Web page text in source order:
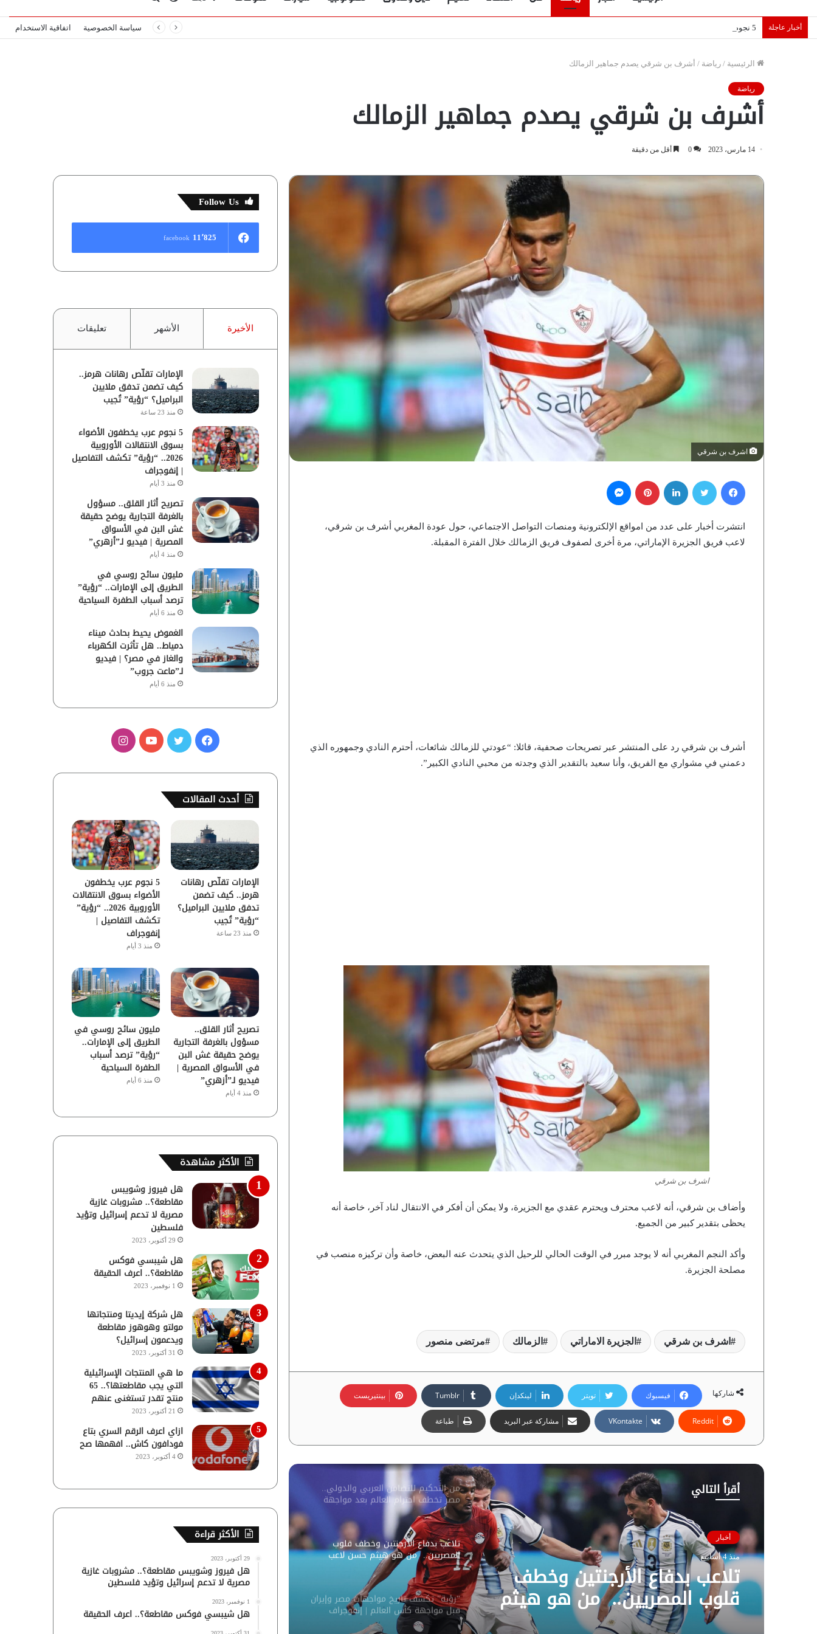
عنالمظلم
أخبار عاجلة 5 نجوم عرب يخطفون الأضواء بسوق الانتقالات الأوروبية 2026.. “رؤية” تكشف التفاصيل | إنفوجراف سياسة الخصوصية اتفاقية الاستخدام
الرئيسية / رياضة / أشرف بن شرقي يصدم جماهير الزمالك
رياضة
أشرف بن شرقي يصدم جماهير الزمالك
14 مارس، 2023 0 أقل من دقيقة
اشرف بن شرقي
انتشرت أخبار على عدد من امواقع الإلكترونية ومنصات التواصل الاجتماعي، حول عودة المغربي أشرف بن شرقي،
لاعب فريق الجزيرة الإماراتي، مرة أخرى لصفوف فريق الزمالك خلال الفترة المقبلة.
أشرف بن شرقي رد على المنتشر عبر تصريحات صحفية، قائلا: “عودتي للزمالك شائعات، أحترم النادي وجمهوره الذي
دعمني في مشواري مع الفريق، وأنا سعيد بالتقدير الذي وجدته من محبي النادي الكبير”.
اشرف بن شرقي
وأضاف بن شرقي، أنه لاعب محترف ويحترم عقدي مع الجزيرة، ولا يمكن أن أفكر في الانتقال لناد آخر، خاصة أنه
يحظى بتقدير كبير من الجميع.
وأكد النجم المغربي أنه لا يوجد مبرر في الوقت الحالي للرحيل الذي يتحدث عنه البعض، خاصة وأن تركيزه منصب في
مصلحة الجزيرة.
اشرف بن شرقي الجزيرة الاماراتي الزمالك مرتضى منصور
شاركها فيسبوك تويتر لينكدإن بينتيريست
مشاركة عبر البريد طباعة
أقرأ التالي
أخبار
منذ 4 أسابيع
تلاعب بدفاع الأرجنتين وخطف
قلوب المصريين.. من هو هيثم
حسن لاعب الفراعنة؟ | إنفوجراف
أرباح بالمليارات.. عوائد قيياسية لـ”فيفا”
الجابر في الصدارة | إنفوجراف لـ”شبكة
رؤية”
قيمة سوقية بمونديال 2026 | إنفوجراف
هاري كين يتوج بجائزة هداف الدوريات
الأوروبية | إنفوجراف لـ”شبكة رؤية”
من التحكيم للتضامن العربي والدولي..
مصر تخطف احترام العالم بعد مواجهة
الأرجنتين | فيديو لـ”ماعت”
تلاعب بدفاع الأرجنتين وخطف قلوب
المصريين.. من هو هيثم حسن لاعب
الفراعنة؟ | إنفوجراف لـ”ماعت”
“رؤية” تكشف تاريخ مواجهات مصر وإيران
قبل مواجهة كأس العالم | إنفوجراف
Follow Us
11٬825 facebook
الأخيرة الأشهر تعليقات
الإمارات تقلّص رهانات هرمز..
كيف تضمن تدفق ملايين
البراميل؟ “رؤية” تُجيب
منذ 23 ساعة
5 نجوم عرب يخطفون الأضواء
بسوق الانتقالات الأوروبية
2026.. “رؤية” تكشف التفاصيل
| إنفوجراف
منذ 3 أيام
تصريح أثار القلق.. مسؤول
بالغرفة التجارية يوضح حقيقة
غش البن في الأسواق
المصرية | فيديو لـ”أزهري”
منذ 4 أيام
مليون سائح روسي في
الطريق إلى الإمارات.. “رؤية”
ترصد أسباب الطفرة السياحية
منذ 6 أيام
الغموض يحيط بحادث ميناء
دمياط.. هل تأثرت الكهرباء
والغاز في مصر؟ | فيديو
لـ”ماعت جروب”
منذ 6 أيام
ف
س
و
ك
ي
و
ب
ا
ق
ر
ا
م
أحدث المقالات
الإمارات تقلّص رهانات
هرمز.. كيف تضمن
تدفق ملايين البراميل؟
“رؤية” تُجيب
منذ 23 ساعة
5 نجوم عرب يخطفون
الأضواء بسوق الانتقالات
الأوروبية 2026.. “رؤية”
تكشف التفاصيل |
إنفوجراف
منذ 3 أيام
تصريح أثار القلق..
مسؤول بالغرفة التجارية
يوضح حقيقة غش البن
في الأسواق المصرية |
فيديو لـ”أزهري”
منذ 4 أيام
مليون سائح روسي في
الطريق إلى الإمارات..
“رؤية” ترصد أسباب
الطفرة السياحية
منذ 6 أيام
الأكثر مشاهدة
هل فيروز وشويبس
مقاطعة؟.. مشروبات غازية
مصرية لا تدعم إسرائيل وتؤيد
فلسطين
29 أكتوبر، 2023
هل شيبسي فوكس
مقاطعة؟.. اعرف الحقيقة
1 نوفمبر، 2023
هل شركة إيديتا ومنتجاتها
مولتو وهوهوز مقاطعة
ويدعمون إسرائيل؟
31 أكتوبر، 2023
ما هي المنتجات الإسرائيلية
التي يجب مقاطعتها؟.. 65
منتج تقدر تستغنى عنهم
21 أكتوبر، 2023
ازاي اعرف الرقم السري بتاع
فودافون كاش.. افهمها صح
4 أكتوبر، 2023
الأكثر قراءة
29 أكتوبر، 2023
هل فيروز وشويبس مقاطعة؟.. مشروبات غازية
مصرية لا تدعم إسرائيل وتؤيد فلسطين
1 نوفمبر، 2023
هل شيبسي فوكس مقاطعة؟.. اعرف الحقيقة